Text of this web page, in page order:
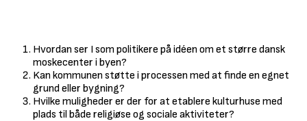
Hvordan ser I som politikere på idéen om et større dansk
moskecenter i byen?
Kan kommunen støtte i processen med at finde en egnet
grund eller bygning?
Hvilke muligheder er der for at etablere kulturhuse med
plads til både religiøse og sociale aktiviteter?